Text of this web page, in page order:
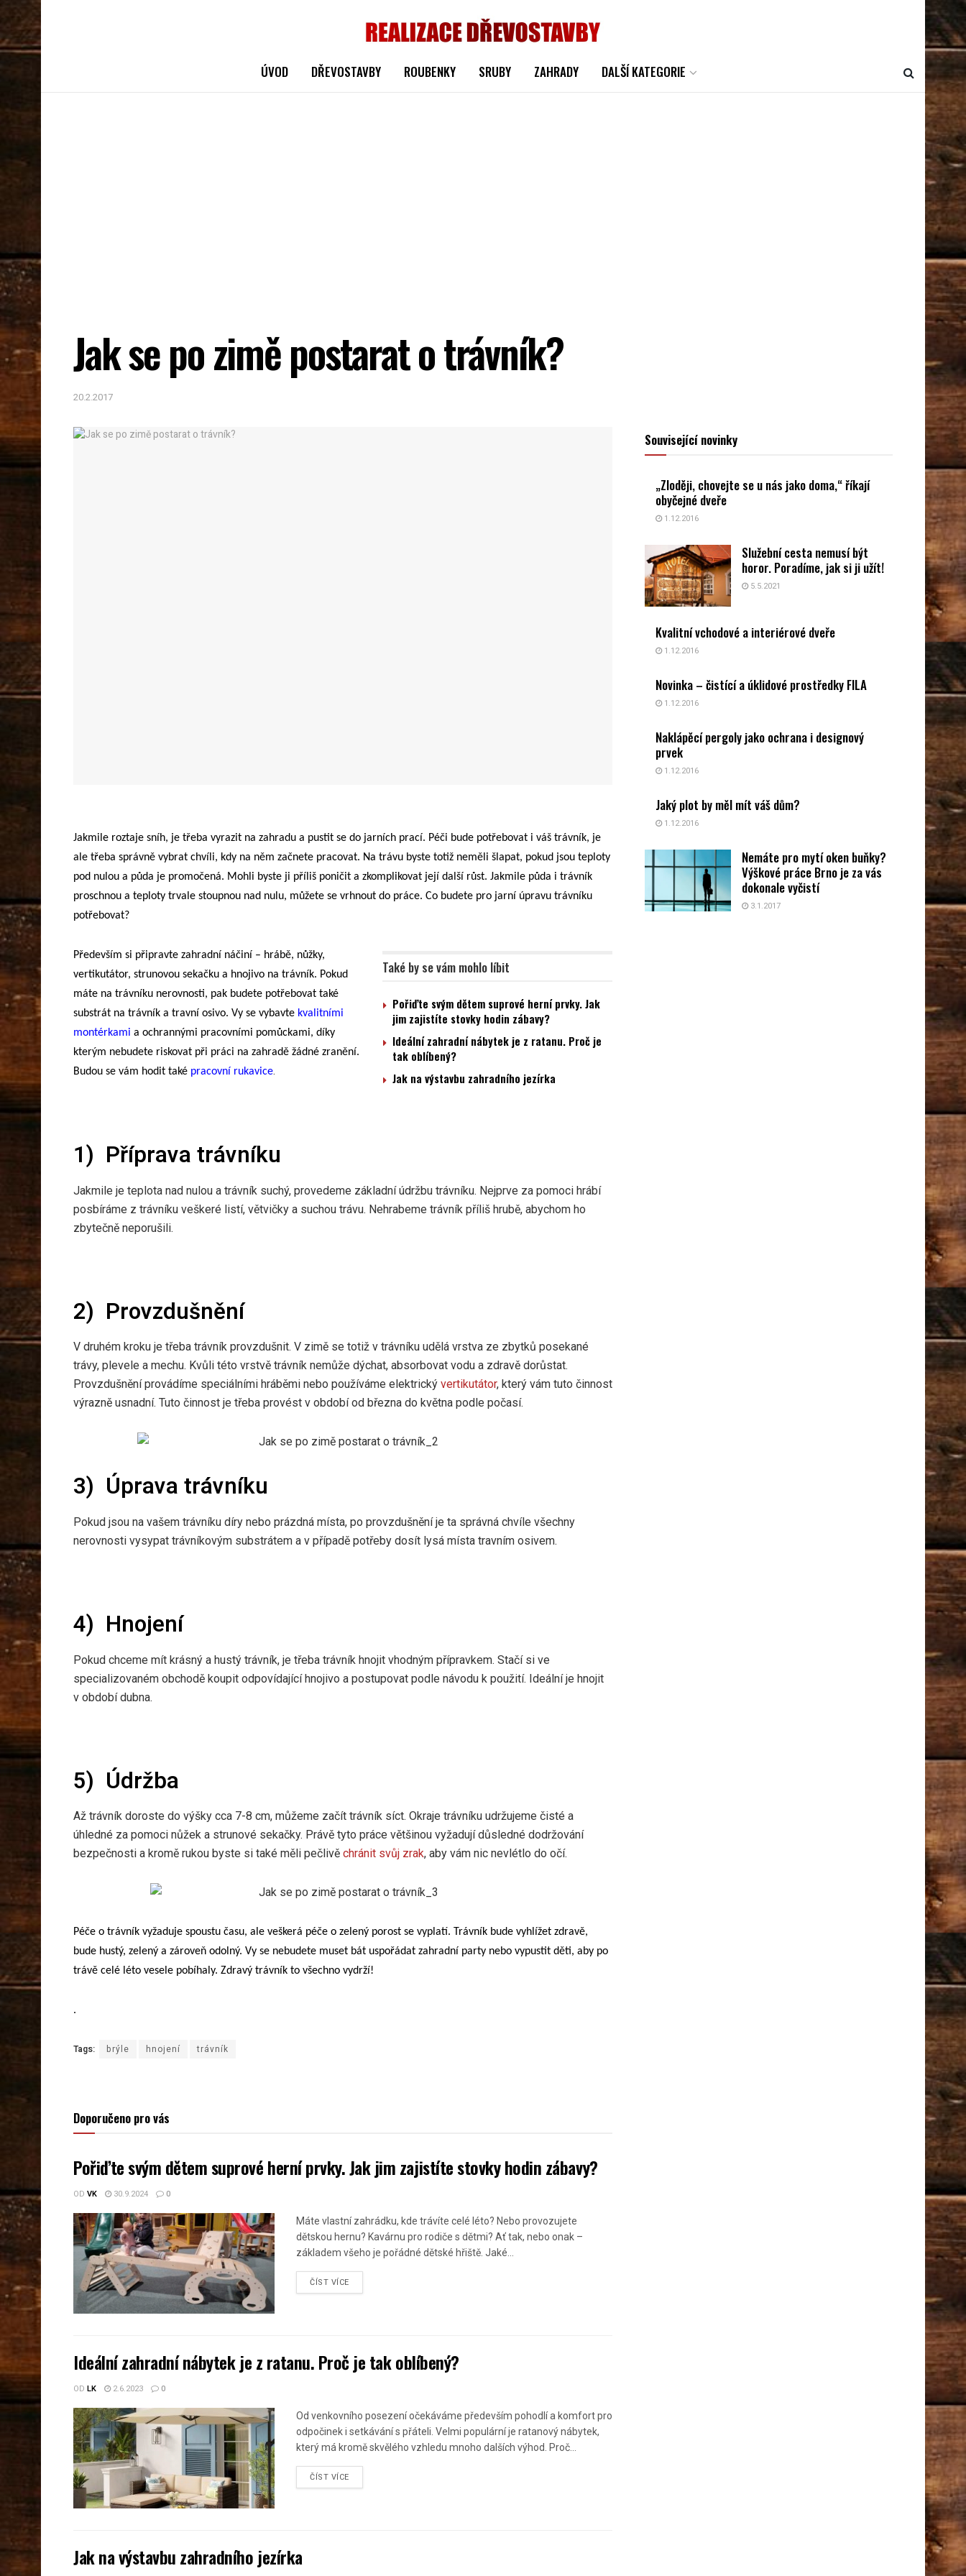
ÚVOD DŘEVOSTAVBY ROUBENKY SRUBY ZAHRADY DALŠÍ KATEGORIE
Jak se po zimě postarat o trávník?
20.2.2017
Jakmile roztaje sníh, je třeba vyrazit na zahradu a pustit se do jarních prací. Péči bude potřebovat i váš trávník, je
ale třeba správně vybrat chvíli, kdy na něm začnete pracovat. Na trávu byste totiž neměli šlapat, pokud jsou teploty
pod nulou a půda je promočená. Mohli byste ji příliš poničit a zkomplikovat její další růst. Jakmile půda i trávník
proschnou a teploty trvale stoupnou nad nulu, můžete se vrhnout do práce. Co budete pro jarní úpravu trávníku
potřebovat?
Také by se vám mohlo líbit
Pořiďte svým dětem suprové herní prvky. Jak
jim zajistíte stovky hodin zábavy?
Ideální zahradní nábytek je z ratanu. Proč je
tak oblíbený?
Jak na výstavbu zahradního jezírka
Především si připravte zahradní náčiní – hrábě, nůžky,
vertikutátor, strunovou sekačku a hnojivo na trávník. Pokud
máte na trávníku nerovnosti, pak budete potřebovat také
substrát na trávník a travní osivo. Vy se vybavte kvalitními
montérkami a ochrannými pracovními pomůckami, díky
kterým nebudete riskovat při práci na zahradě žádné zranění.
Budou se vám hodit také pracovní rukavice.
1) Příprava trávníku
Jakmile je teplota nad nulou a trávník suchý, provedeme základní údržbu trávníku. Nejprve za pomoci hrábí
posbíráme z trávníku veškeré listí, větvičky a suchou trávu. Nehrabeme trávník příliš hrubě, abychom ho
zbytečně neporušili.
2) Provzdušnění
V druhém kroku je třeba trávník provzdušnit. V zimě se totiž v trávníku udělá vrstva ze zbytků posekané
trávy, plevele a mechu. Kvůli této vrstvě trávník nemůže dýchat, absorbovat vodu a zdravě dorůstat.
Provzdušnění provádíme speciálními hráběmi nebo používáme elektrický vertikutátor, který vám tuto činnost
výrazně usnadní. Tuto činnost je třeba provést v období od března do května podle počasí.
3) Úprava trávníku
Pokud jsou na vašem trávníku díry nebo prázdná místa, po provzdušnění je ta správná chvíle všechny
nerovnosti vysypat trávníkovým substrátem a v případě potřeby dosít lysá místa travním osivem.
4) Hnojení
Pokud chceme mít krásný a hustý trávník, je třeba trávník hnojit vhodným přípravkem. Stačí si ve
specializovaném obchodě koupit odpovídající hnojivo a postupovat podle návodu k použití. Ideální je hnojit
v období dubna.
5) Údržba
Až trávník doroste do výšky cca 7-8 cm, můžeme začít trávník síct. Okraje trávníku udržujeme čisté a
úhledné za pomoci nůžek a strunové sekačky. Právě tyto práce většinou vyžadují důsledné dodržování
bezpečnosti a kromě rukou byste si také měli pečlivě chránit svůj zrak, aby vám nic nevlétlo do očí.
Péče o trávník vyžaduje spoustu času, ale veškerá péče o zelený porost se vyplatí. Trávník bude vyhlížet zdravě,
bude hustý, zelený a zároveň odolný. Vy se nebudete muset bát uspořádat zahradní party nebo vypustit děti, aby po
trávě celé léto vesele pobíhaly. Zdravý trávník to všechno vydrží!
.
Tags: brýle hnojení trávník
Doporučeno pro vás
Pořiďte svým dětem suprové herní prvky. Jak jim zajistíte stovky hodin zábavy?
OD VK 30.9.2024 0
Máte vlastní zahrádku, kde trávíte celé léto? Nebo provozujete
dětskou hernu? Kavárnu pro rodiče s dětmi? Ať tak, nebo onak –
základem všeho je pořádné dětské hřiště. Jaké...
ČÍST VÍCE
Ideální zahradní nábytek je z ratanu. Proč je tak oblíbený?
OD LK 2.6.2023 0
Od venkovního posezení očekáváme především pohodlí a komfort pro
odpočinek i setkávání s přáteli. Velmi populární je ratanový nábytek,
který má kromě skvělého vzhledu mnoho dalších výhod. Proč...
ČÍST VÍCE
Jak na výstavbu zahradního jezírka
Související novinky
„Zloději, chovejte se u nás jako doma,“ říkají
obyčejné dveře
1.12.2016
Služební cesta nemusí být
horor. Poradíme, jak si ji užít!
5.5.2021
Kvalitní vchodové a interiérové dveře
1.12.2016
Novinka – čistící a úklidové prostředky FILA
1.12.2016
Naklápěcí pergoly jako ochrana i designový
prvek
1.12.2016
Jaký plot by měl mít váš dům?
1.12.2016
Nemáte pro mytí oken buňky?
Výškové práce Brno je za vás
dokonale vyčistí
3.1.2017